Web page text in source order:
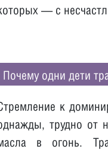
— с
Почему одни дети
к
трудно от
в огонь.